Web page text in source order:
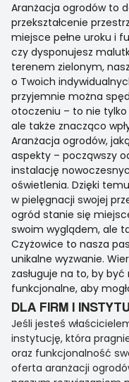
Aranżacja ogrodów to
przekształcenie
miejsce pełne uroku i
czy dysponujesz
terenem zielonym,
o Twoich
przyjemnie można
otoczeniu – to nie
ale także znacząco
Aranżacja ogrodów,
aspekty – począwszy
instalację
oświetlenia. Dzięki
w pielęgnacji swojej
ogród stanie się
swoim wyglądem, ale
Czyżowice to nasza
unikalne wyzwanie.
zasługuje na to, by
funkcjonalne, aby
DLA FIRM I
Jeśli jesteś
instytucję, która
oraz funkcjonalność
oferta aranżacji